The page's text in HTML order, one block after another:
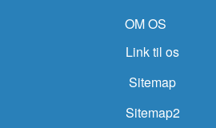
OM OS
Link til os
Sitemap
Sitemap2